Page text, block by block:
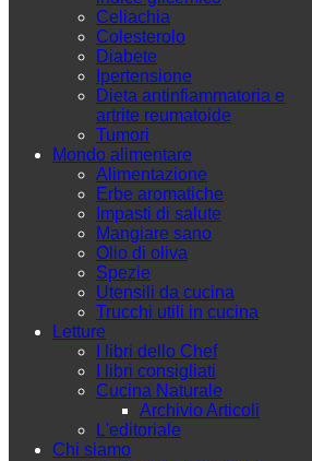
Celiachia
Colesterolo
Diabete
Ipertensione
Dieta antinfiammatoria e
artrite reumatoide
Tumori
Mondo alimentare
Alimentazione
Erbe aromatiche
Impasti di salute
Mangiare sano
Olio di oliva
Spezie
Utensili da cucina
Trucchi utili in cucina
Letture
I libri dello Chef
I libri consigliati
Cucina Naturale
Archivio Articoli
L'editoriale
Chi siamo